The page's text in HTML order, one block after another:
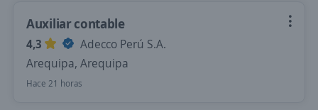
Auxiliar contable
4,3
Adecco Perú S.A.
Arequipa, Arequipa
Hace 21 horas